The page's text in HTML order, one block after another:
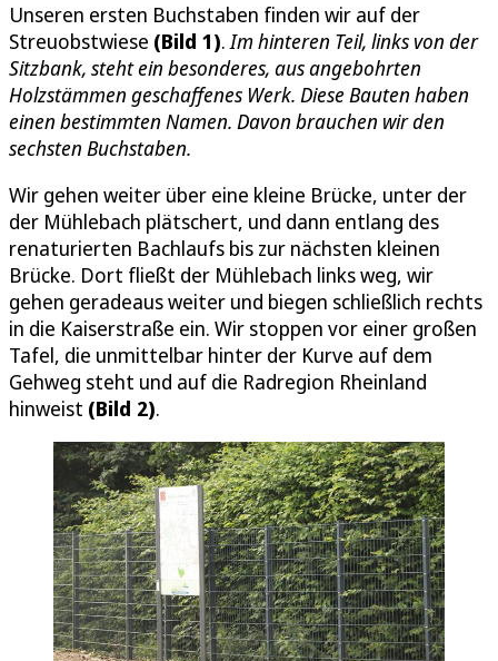
Unseren ersten Buchstaben finden wir auf der
Streuobstwiese (Bild 1).Im hinteren Teil, links von der
Sitzbank, steht ein besonderes, aus angebohrten
Holzstämmen geschaffenes Werk. Diese Bauten haben
einen bestimmten Namen. Davon brauchen wir den
sechsten Buchstaben.
Wir gehen weiter über eine kleine Brücke, unter der
der Mühlebach plätschert, und dann entlang des
renaturierten Bachlaufs bis zur nächsten kleinen
Brücke. Dort fließt der Mühlebach links weg, wir
gehen geradeaus weiter und biegen schließlich rechts
in die Kaiserstraße ein. Wir stoppen vor einer großen
Tafel, die unmittelbar hinter der Kurve auf dem
Gehweg steht und auf die Radregion Rheinland
hinweist (Bild 2).